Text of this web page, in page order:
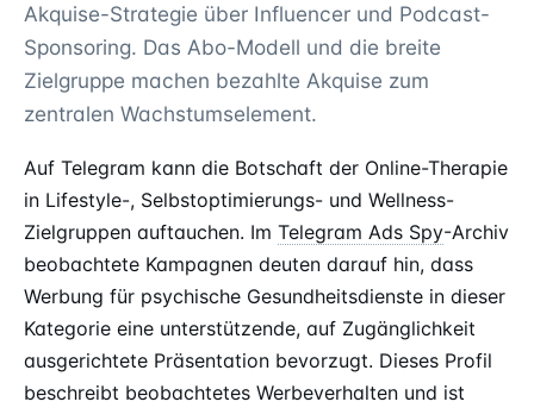
Akquise-Strategie über Influencer und Podcast-
Sponsoring. Das Abo-Modell und die breite
Zielgruppe machen bezahlte Akquise zum
zentralen Wachstumselement.
Auf Telegram kann die Botschaft der Online-Therapie
in Lifestyle-, Selbstoptimierungs- und Wellness-
Zielgruppen auftauchen. Im Telegram Ads Spy-Archiv
beobachtete Kampagnen deuten darauf hin, dass
Werbung für psychische Gesundheitsdienste in dieser
Kategorie eine unterstützende, auf Zugänglichkeit
ausgerichtete Präsentation bevorzugt. Dieses Profil
beschreibt beobachtetes Werbeverhalten und ist